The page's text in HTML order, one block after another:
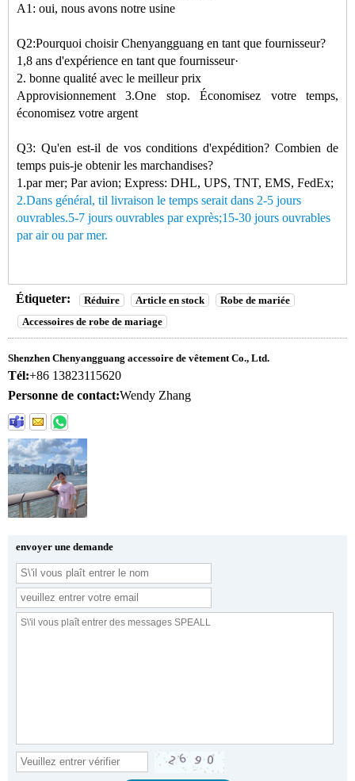
A1: oui, nous avons notre usine
Q2:Pourquoi choisir Chenyangguang en tant que fournisseur?
1,8 ans d'expérience en tant que fournisseur·
2. bonne qualité avec le meilleur prix
Approvisionnement 3.One stop. Économisez votre temps,
économisez votre argent
Q3: Qu'en est-il de vos conditions d'expédition? Combien de
temps puis-je obtenir les marchandises?
1.par mer; Par avion; Express: DHL, UPS, TNT, EMS, FedEx;
2.Dans général, til livraison le temps serait dans 2-5 jours
ouvrables.5-7 jours ouvrables par exprès;15-30 jours ouvrables
parair ou par mer.
Étiqueter: Réduire Article en stock
Robe de mariée
Accessoires de robe de mariage
Shenzhen Chenyangguang accessoire de vêtement Co., Ltd.
Tél:+86 13823115620
Personne de contact:Wendy Zhang
envoyer une demande